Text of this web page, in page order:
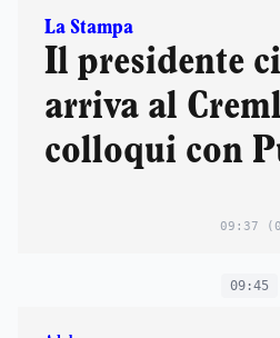
La Stampa
Il presidente
arriva al
colloqui con
09:37
09:45